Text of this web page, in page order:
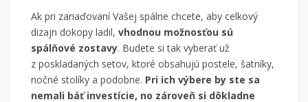
Ak pri zariaďovaní Vašej spálne chcete, aby celkový
dizajn dokopy ladil, vhodnou možnosťou sú
spálňové zostavy. Budete si tak vyberať už
z poskladaných setov, ktoré obsahujú postele, šatníky,
nočné stolíky a podobne. Pri ich výbere by ste sa
nemali báť investície, no zároveň si dôkladne